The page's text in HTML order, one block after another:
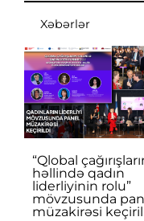
Xəbərlər
“Qlobal
həllində qadın
liderliyinin rolu”
mövzusunda
müzakirəsi